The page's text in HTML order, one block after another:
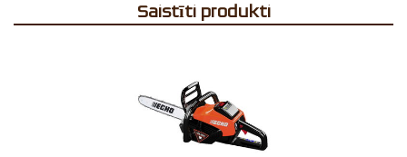
Saistīti produkti